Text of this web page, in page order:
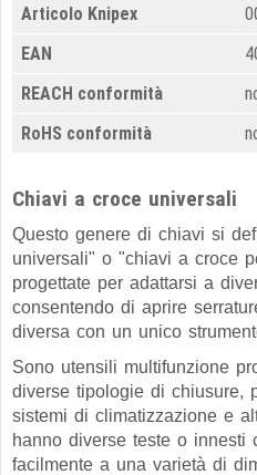
Articolo Knipex
EAN
REACH conformità
RoHS conformità
Chiavi a croce universali
Questo genere di chiavi si
universali" o "chiavi a croce
progettate per adattarsi a
consentendo di aprire
diversa con un unico
Sono utensili multifunzione
diverse tipologie di chiusure,
sistemi di climatizzazione e
hanno diverse teste o innesti
facilmente a una varietà di